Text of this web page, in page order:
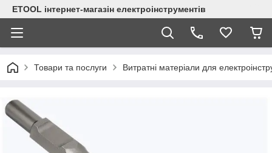
ETOOL інтернет-магазін електроінструментів
Товари та послуги Витратні матеріали для